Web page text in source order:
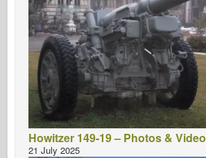
Howitzer 149-19 – Photos & Video
21 July 2025